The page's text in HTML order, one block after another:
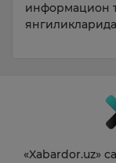
информацион
«Xabardor.uz»